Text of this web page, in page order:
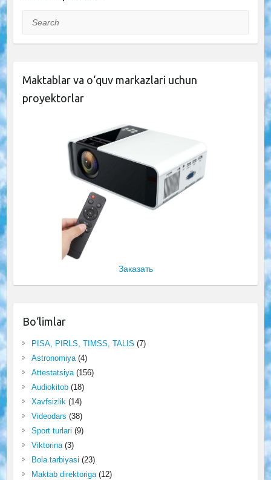
Search
Maktablar va o‘quv markazlari uchun
proyektorlar
Заказать
Bo‘limlar
PISA, PIRLS, TIMSS, TALIS (7)
Astronomiya(4)
Attestatsiya(156)
Audiokitob(18)
Xavfsizlik(14)
Videodars (38)
Sport turlari (9)
Viktorina(3)
Bola tarbiyasi (23)
Maktab direktoriga(12)